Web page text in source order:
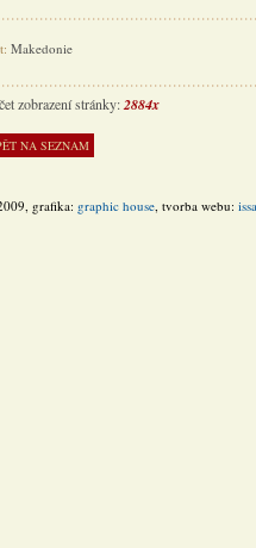
Makedonie
zobrazení stránky:2884x
grafika: graphic house, tvorba webu: